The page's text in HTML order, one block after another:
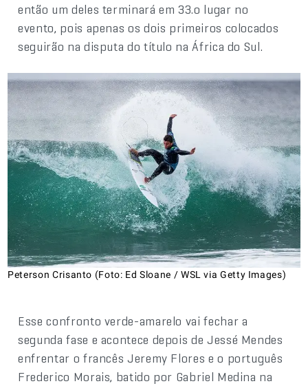
então um deles terminará em 33.o lugar no
evento, pois apenas os dois primeiros colocados
seguirão na disputa do título na África do Sul.
Peterson Crisanto (Foto: Ed Sloane / WSL via Getty Images)
Esse confronto verde-amarelo vai fechar a
segunda fase e acontece depois de Jessé Mendes
enfrentar o francês Jeremy Flores e o português
Frederico Morais, batido por Gabriel Medina na